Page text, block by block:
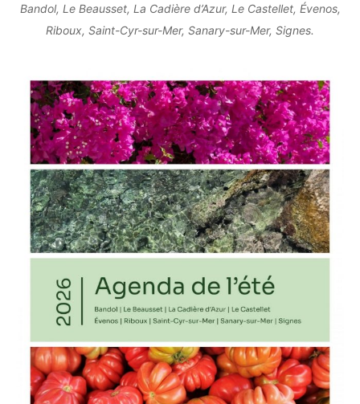
Bandol, Le Beausset, La Cadière d’Azur, Le Castellet, Évenos,
Riboux, Saint-Cyr-sur-Mer, Sanary-sur-Mer, Signes.